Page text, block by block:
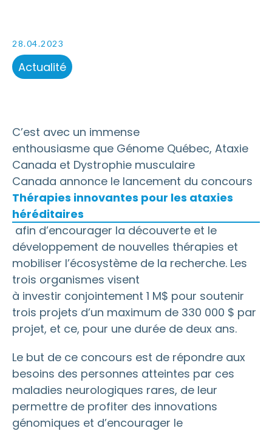
28.04.2023
Actualité
C’est avec un immense
enthousiasme que Génome Québec, Ataxie
Canada et Dystrophie musculaire
Canada annonce le lancement du concours
Thérapies innovantes pour les ataxies
héréditaires
afin d’encourager la découverte et le
développement de nouvelles thérapies et
mobiliser l’écosystème de la recherche. Les
trois organismes visent
à investir conjointement 1 M$ pour soutenir
trois projets d’un maximum de 330 000 $ par
projet, et ce, pour une durée de deux ans.
Le but de ce concours est de répondre aux
besoins des personnes atteintes par ces
maladies neurologiques rares, de leur
permettre de profiter des innovations
génomiques et d’encourager le